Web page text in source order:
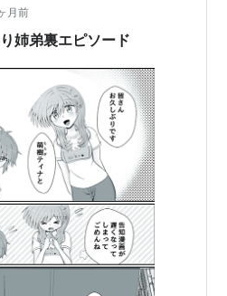
あれタイタンはおねショタ。
いであろう。 暗い地下深くか
月前
姉弟裏エピソード